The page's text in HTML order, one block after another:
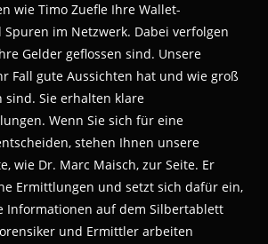
wie Timo Zuefle Ihre Wallet-
im Netzwerk. Dabei verfolgen
Gelder geflossen sind. Unsere
Fall gute Aussichten hat und wie groß
sind. Sie erhalten klare
Wenn Sie sich für eine
stehen Ihnen unsere
wie Dr. Marc Maisch, zur Seite. Er
Ermittlungen und setzt sich dafür ein,
Informationen auf dem Silbertablett
und Ermittler arbeiten